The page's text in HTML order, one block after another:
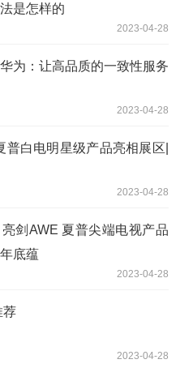
是怎样的
2023-04-28
为：让高品质的一致性服务
2023-04-28
普白电明星级产品亮相展区|
2023-04-28
剑AWE 夏普尖端电视产品
底蕴
2023-04-28
荐
2023-04-28